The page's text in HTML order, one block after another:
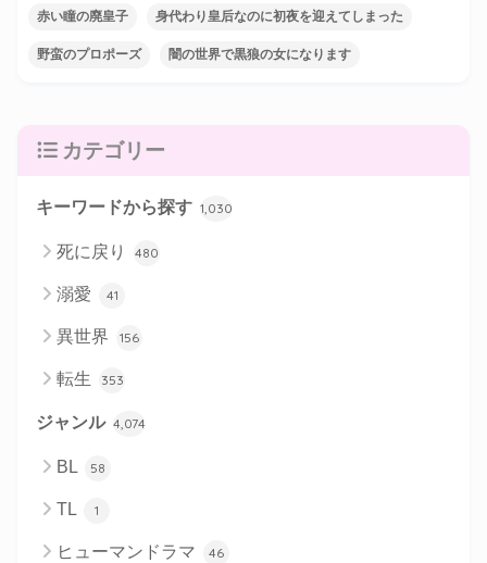
赤い瞳の廃皇子 身代わり皇后なのに初夜を迎えてしまった
野蛮のプロポーズ 闇の世界で黒狼の女になります
カテゴリー
キーワードから探す 1,030
死に戻り 480
溺愛 41
異世界 156
転生 353
ジャンル 4,074
BL 58
TL 1
ヒューマンドラマ 46